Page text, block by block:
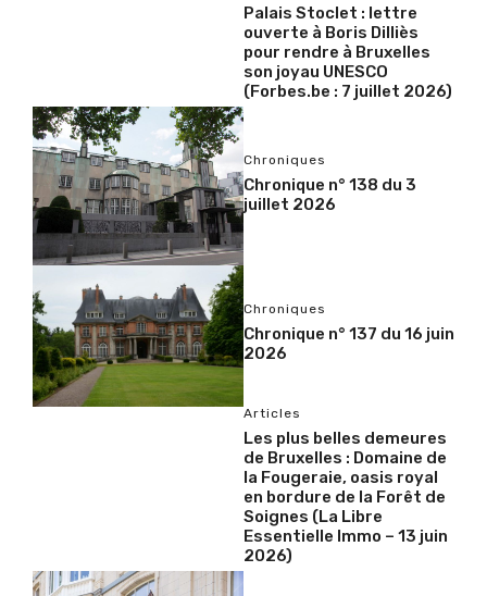
Palais Stoclet : lettre
ouverte à Boris Dilliès
pour rendre à Bruxelles
son joyau UNESCO
(Forbes.be : 7 juillet 2026)
Chroniques
Chronique n° 138 du 3
juillet 2026
Chroniques
Chronique n° 137 du 16 juin
2026
Articles
Les plus belles demeures
de Bruxelles : Domaine de
la Fougeraie, oasis royal
en bordure de la Forêt de
Soignes (La Libre
Essentielle Immo – 13 juin
2026)